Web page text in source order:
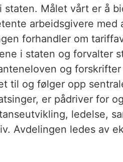
staten. Målet vårt er å
arbeidsgivere med
forhandler om
i staten og forvalter
og
til og følger opp
er pådriver for
ledelse,
Avdelingen ledes av